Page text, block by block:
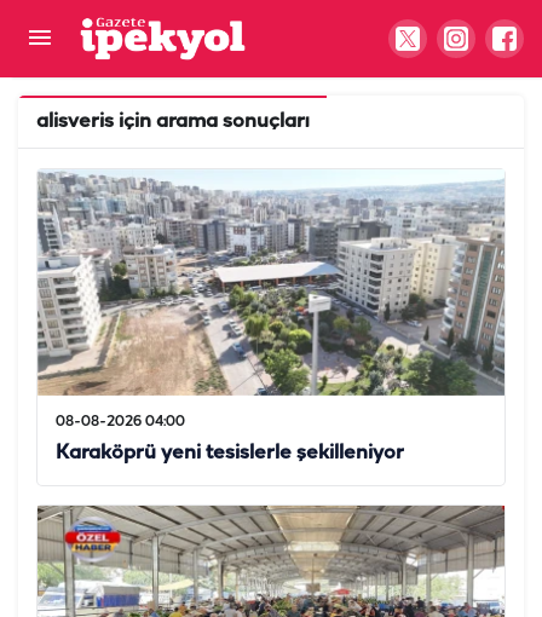
alisveris için arama sonuçları
08-08-2026 04:00
Karaköprü yeni tesislerle şekilleniyor